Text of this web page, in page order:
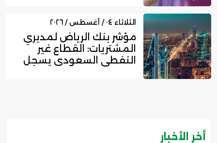
الثلاثاء ٠٤ / أغسطس / ٢٠٢٦
مؤشر بنك الرياض لمديري
المشتريات: القطاع غير
النفطي السعودي يسجل
أخر الأخبار